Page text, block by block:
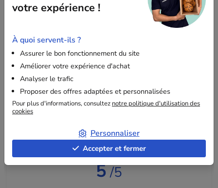
Fermeture hermétique :
Protection contre la
poussière, l’humidité et les contaminants.
Découvrez notrecollection complète de sachets zip
répondre à tous vos besoins de protection et d’organisation.
Les derniers avis sur cet article
5/5
votre expérience !
À quoi servent-ils ?
Assurer le bon fonctionnement du site
Améliorer votre expérience d'achat
Analyser le trafic
Proposer des offres adaptées et personnalisées
Pour plus d'informations, consultez notre politique d'utilisation des
cookies
Personnaliser
Accepter et fermer